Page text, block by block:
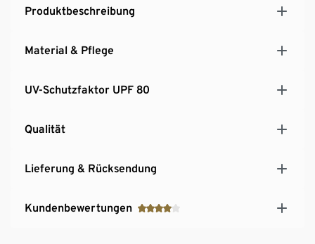
Produktbeschreibung
Material & Pflege
UV-Schutzfaktor UPF 80
Qualität
Lieferung & Rücksendung
Kundenbewertungen